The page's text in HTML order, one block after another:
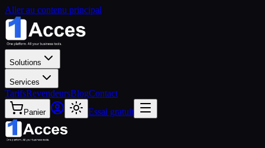
Aller au contenu principal
Solutions
Services
TarifsRevendeursBlogContact
Panier Essai gratuit